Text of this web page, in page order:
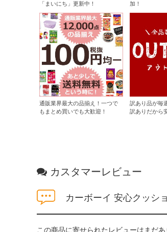
「まいにち」更新中！
加！
通販業界最大の品揃え！一つで
もまとめ買いでも大歓迎！
訳あり品が毎
訳ありだから
カスタマーレビュー
カーボーイ 安心クッシ
この商品に寄せられたレビューはまだあ